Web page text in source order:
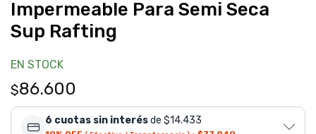
Impermeable Para Semi Seca
Sup Rafting
EN STOCK
$86.600
6 cuotas sin interésde $14.433